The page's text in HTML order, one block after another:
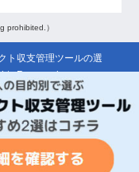
prohibited.）
ト収支管理ツールの選
Reserved.